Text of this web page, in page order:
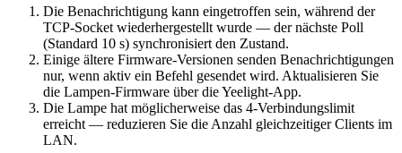
Die Benachrichtigung kann eingetroffen sein, während der
TCP-Socket wiederhergestellt wurde — der nächste Poll
(Standard 10 s) synchronisiert den Zustand.
Einige ältere Firmware-Versionen senden Benachrichtigungen
nur, wenn aktiv ein Befehl gesendet wird. Aktualisieren Sie
die Lampen-Firmware über die Yeelight-App.
Die Lampe hat möglicherweise das 4-Verbindungslimit
erreicht — reduzieren Sie die Anzahl gleichzeitiger Clients im
LAN.